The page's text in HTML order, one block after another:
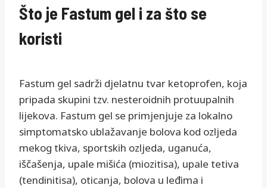
Što je Fastum gel i za što se
koristi
Fastum gel sadrži djelatnu tvar ketoprofen, koja
pripada skupini tzv. nesteroidnih protuupalnih
lijekova. Fastum gel se primjenjuje za lokalno
simptomatsko ublažavanje bolova kod ozljeda
mekog tkiva, sportskih ozljeda, uganuća,
iščašenja, upale mišića (miozitisa), upale tetiva
(tendinitisa), oticanja, bolova u leđima i